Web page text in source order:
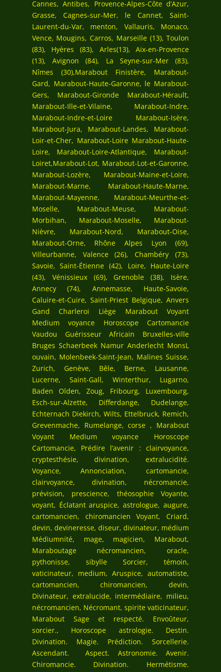
Cannes, Antibes, Provence-Alpes-Côte d’Azur,
Grasse, Cagnes-sur-Mer, le Cannet, Saint-
Laurent-du-Var, menton, Vallauris, Monaco,
Vence, Mougins, Carros, Marseille (13), Toulon
(83), Hyères (83), Arles(13), Aix-en-Provence
(13), Avignon (84), La Seyne-sur-Mer (83),
Nîmes (30),Marabout Finistère, Marabout-
Gard, Marabout-Haute-Garonne, le Marabout-
Gers, Marabout-Gironde Marabout-Hérault,
Marabout-Ille-et-Vilaine, Marabout-Indre,
Marabout-Indre-et-Loire Marabout-Isère,
Marabout-Jura, Marabout-Landes, Marabout-
Loir-et-Cher, Marabout-Loire Marabout-Haute-
Loire, Marabout-Loire-Atlantique, Marabout-
Loiret,Marabout-Lot, Marabout-Lot-et-Garonne,
Marabout-Lozère, Marabout-Maine-et-Loire,
Marabout-Marne, Marabout-Haute-Marne,
Marabout-Mayenne, Marabout-Meurthe-et-
Moselle, Marabout-Meuse, Marabout-
Morbihan, Marabout-Moselle, Marabout-
Nièvre, Marabout-Nord, Marabout-Oise,
Marabout-Orne, Rhône Alpes Lyon (69),
Villeurbanne, Valence (26), Chambéry (73),
Savoie, Saint-Étienne (42), Loire, Haute-Loire
(43), Vénissieux (69), Grenoble (38), Isère,
Annecy (74), Annemasse, Haute-Savoie,
Caluire-et-Cuire, Saint-Priest Belgique, Anvers
Gand Charleroi Liège Marabout Voyant
Medium voyance Horoscope Cartomancie
Vaudou Guérisseur Africain Bruxelles-ville
Bruges Schaerbeek Namur Anderlecht MonsL
ouvain, Molenbeek-Saint-Jean, Malines Suisse,
Zurich, Genève, Bêle, Berne, Lausanne,
Lucerne, Saint-Gall, Winterthur, Lugarno,
Baden Olden, Zoug, Fribourg, Luxembourg,
Esch-sur-Alzette, Differdange, Dudelange,
Echternach Diekirch, Wilts, Ettelbruck, Remich,
Grevenmache, Rumelange, corse , Marabout
Voyant Medium voyance Horoscope
Cartomancie, Prédire l’avenir : clairvoyance,
cryptesthésie, divination, extralucidité.
Voyance, Annonciation, cartomancie,
clairvoyance, divination, nécromancie,
prévision, prescience, théosophie Voyante,
voyant, Éclatant aruspice, astrologue, augure,
cartomancien, chiromancien Voyant, Criard,
devin, devineresse, diseur, divinateur, médium
Médiumnité, mage, magicien, Marabout,
Maraboutage nécromancien, oracle,
pythonisse, sibylle Sorcier, témoin,
vaticinateur, medium, Aruspice, automatiste,
cartomancien, chiromancien, devin,
Divinateur, extralucide, intermédiaire, milieu,
nécromancien, Nécromant, spirite vaticinateur,
Marabout Sage et respecté. Envoûteur,
sorcier., Horoscope astrologie. Destin.
Divination. Magie. Prédiction. Sorcellerie.
Ascendant. Aspect. Astronomie. Avenir.
Chiromancie. Divination. Hermétisme.